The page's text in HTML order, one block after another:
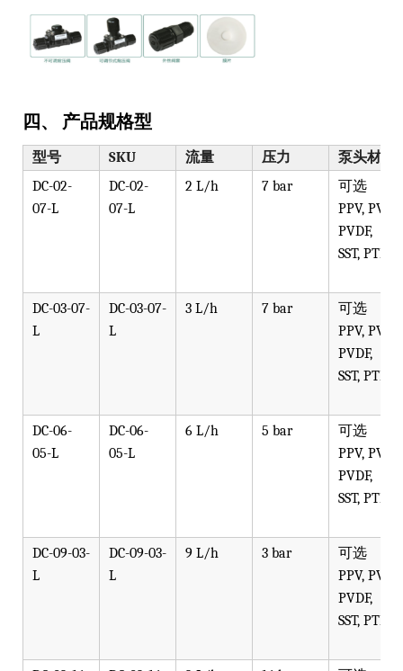
四、 产品规格型
型号 SKU 流量 压力
泵头材质
DC-02-
07-L
DC-02-
07-L
2 L/h 7 bar
可选
PPV, PVT,
PVDF,
SST, PTFE
DC-03-07-
L
DC-03-07-
L
3 L/h 7 bar
可选
PPV, PVT,
PVDF,
SST, PTFE
DC-06-
05-L
DC-06-
05-L
6 L/h 5 bar
可选
PPV, PVT,
PVDF,
SST, PTFE
DC-09-03-
L
DC-09-03-
L
9 L/h 3 bar
可选
PPV, PVT,
PVDF,
SST, PTFE